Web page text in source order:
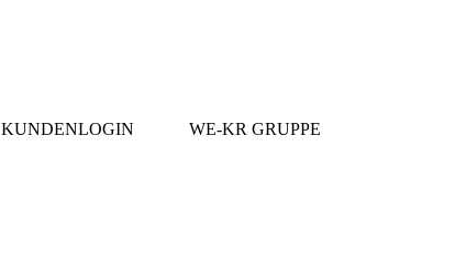
KUNDENLOGIN WE-KR GRUPPE